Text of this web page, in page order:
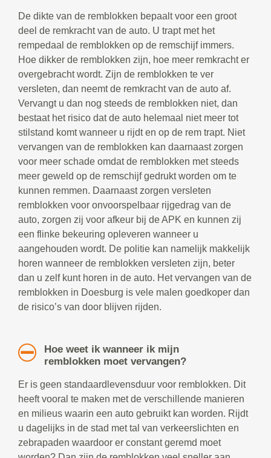
De dikte van de remblokken bepaalt voor een groot
deel de remkracht van de auto. U trapt met het
rempedaal de remblokken op de remschijf immers.
Hoe dikker de remblokken zijn, hoe meer remkracht er
overgebracht wordt. Zijn de remblokken te ver
versleten, dan neemt de remkracht van de auto af.
Vervangt u dan nog steeds de remblokken niet, dan
bestaat het risico dat de auto helemaal niet meer tot
stilstand komt wanneer u rijdt en op de rem trapt. Niet
vervangen van de remblokken kan daarnaast zorgen
voor meer schade omdat de remblokken met steeds
meer geweld op de remschijf gedrukt worden om te
kunnen remmen. Daarnaast zorgen versleten
remblokken voor onvoorspelbaar rijgedrag van de
auto, zorgen zij voor afkeur bij de APK en kunnen zij
een flinke bekeuring opleveren wanneer u
aangehouden wordt. De politie kan namelijk makkelijk
horen wanneer de remblokken versleten zijn, beter
dan u zelf kunt horen in de auto. Het vervangen van de
remblokken in Doesburg is vele malen goedkoper dan
de risico’s van door blijven rijden.
Hoe weet ik wanneer ik mijn
remblokken moet vervangen?
Er is geen standaardlevensduur voor remblokken. Dit
heeft vooral te maken met de verschillende manieren
en milieus waarin een auto gebruikt kan worden. Rijdt
u dagelijks in de stad met tal van verkeerslichten en
zebrapaden waardoor er constant geremd moet